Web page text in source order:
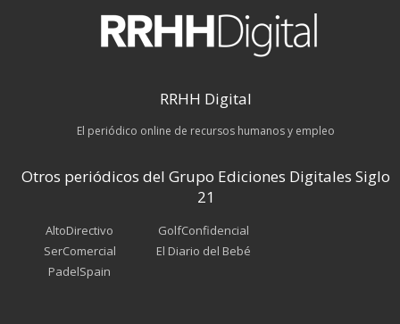
RRHH Digital
El periódico online de recursos humanos y empleo
Otros periódicos del Grupo Ediciones Digitales Siglo
21
AltoDirectivo
SerComercial
PadelSpain
GolfConfidencial
El Diario del Bebé